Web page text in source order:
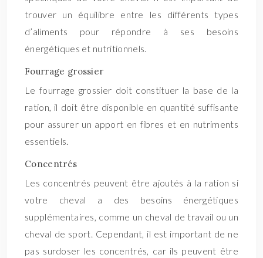
trouver un équilibre entre les différents types
d’aliments pour répondre à ses besoins
énergétiques et nutritionnels.
Fourrage grossier
Le fourrage grossier doit constituer la base de la
ration, il doit être disponible en quantité suffisante
pour assurer un apport en fibres et en nutriments
essentiels.
Concentrés
Les concentrés peuvent être ajoutés à la ration si
votre cheval a des besoins énergétiques
supplémentaires, comme un cheval de travail ou un
cheval de sport. Cependant, il est important de ne
pas surdoser les concentrés, car ils peuvent être